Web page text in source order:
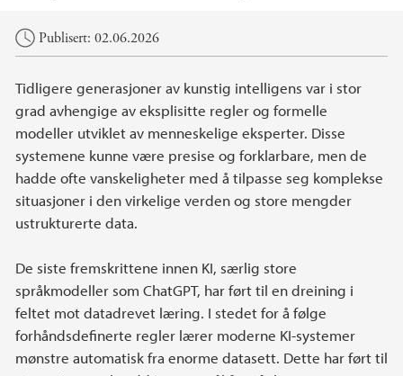
Hovedinnhold
Publisert: 02.06.2026
Tidligere generasjoner av kunstig intelligens var i stor
grad avhengige av eksplisitte regler og formelle
modeller utviklet av menneskelige eksperter. Disse
systemene kunne være presise og forklarbare, men de
hadde ofte vanskeligheter med å tilpasse seg komplekse
situasjoner i den virkelige verden og store mengder
ustrukturerte data.
De siste fremskrittene innen KI, særlig store
språkmodeller som ChatGPT, har ført til en dreining i
feltet mot datadrevet læring. I stedet for å følge
forhåndsdefinerte regler lærer moderne KI-systemer
mønstre automatisk fra enorme datasett. Dette har ført til